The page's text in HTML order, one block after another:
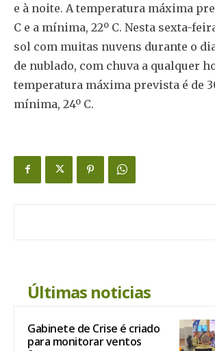
e à noite. A temperatura máxima
C e a mínima, 22º C. Nesta sexta-
sol com muitas nuvens durante o
de nublado, com chuva a qualquer
temperatura máxima prevista é de
mínima, 24º C.
Últimas noticias
Gabinete de Crise é criado
para monitorar ventos